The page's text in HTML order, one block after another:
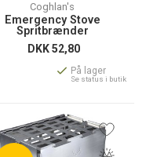
Coghlan's
Emergency Stove
Spritbrænder
DKK52,80
På lager
Se status i butik